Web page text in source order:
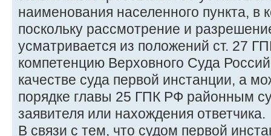
наименования населенного пункта, в
поскольку рассмотрение и
усматривается из положений ст. 27
компетенцию Верховного Суда
качестве суда первой инстанции, а
порядке главы 25 ГПК РФ районным
заявителя или нахождения ответчика.
В связи с тем, что судом первой